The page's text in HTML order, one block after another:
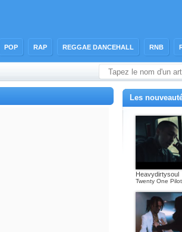
POP RAP REGGAE DANCEHALL RNB
Les
Heavydirtysoul
Twenty One